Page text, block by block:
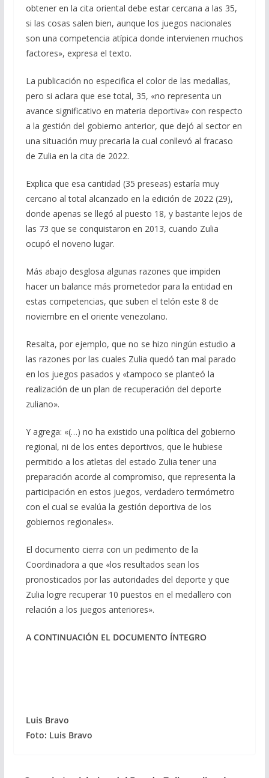
obtener en la cita oriental debe estar cercana a las 35,
si las cosas salen bien, aunque los juegos nacionales
son una competencia atípica donde intervienen muchos
factores», expresa el texto.
La publicación no especifica el color de las medallas,
pero si aclara que ese total, 35, «no representa un
avance significativo en materia deportiva» con respecto
a la gestión del gobierno anterior, que dejó al sector en
una situación muy precaria la cual conllevó al fracaso
de Zulia en la cita de 2022.
Explica que esa cantidad (35 preseas) estaría muy
cercano al total alcanzado en la edición de 2022 (29),
donde apenas se llegó al puesto 18, y bastante lejos de
las 73 que se conquistaron en 2013, cuando Zulia
ocupó el noveno lugar.
Más abajo desglosa algunas razones que impiden
hacer un balance más prometedor para la entidad en
estas competencias, que suben el telón este 8 de
noviembre en el oriente venezolano.
Resalta, por ejemplo, que no se hizo ningún estudio a
las razones por las cuales Zulia quedó tan mal parado
en los juegos pasados y «tampoco se planteó la
realización de un plan de recuperación del deporte
zuliano».
Y agrega: «(…) no ha existido una política del gobierno
regional, ni de los entes deportivos, que le hubiese
permitido a los atletas del estado Zulia tener una
preparación acorde al compromiso, que representa la
participación en estos juegos, verdadero termómetro
con el cual se evalúa la gestión deportiva de los
gobiernos regionales».
El documento cierra con un pedimento de la
Coordinadora a que «los resultados sean los
pronosticados por las autoridades del deporte y que
Zulia logre recuperar 10 puestos en el medallero con
relación a los juegos anteriores».
A CONTINUACIÓN EL DOCUMENTO ÍNTEGRO
Luis Bravo
Foto: Luis Bravo